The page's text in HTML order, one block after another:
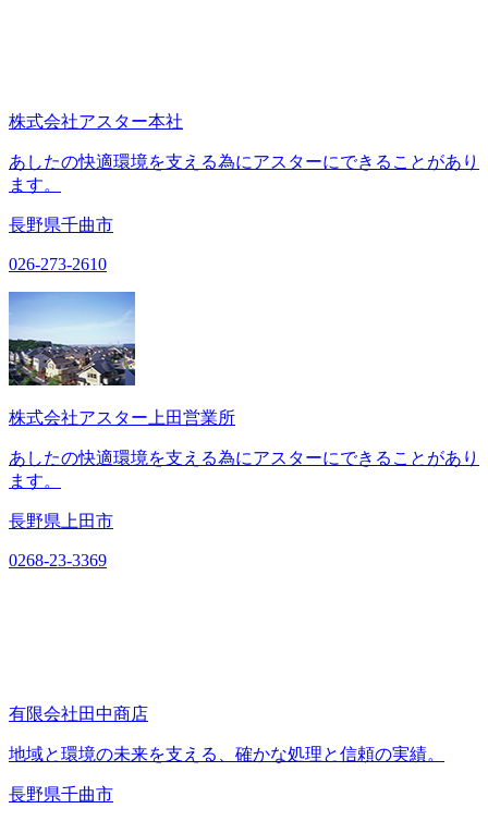
株式会社アスター本社
あしたの快適環境を支える為にアスターにできることがあり
ます。
長野県千曲市
026-273-2610
株式会社アスター上田営業所
あしたの快適環境を支える為にアスターにできることがあり
ます。
長野県上田市
0268-23-3369
有限会社田中商店
地域と環境の未来を支える、確かな処理と信頼の実績。
長野県千曲市